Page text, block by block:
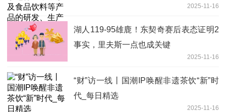
2025-11-16
湖人119-95雄鹿！东契奇赛后表态证明2
事实，里夫斯一点也成关键
2025-11-16
“财”访一线丨国潮IP唤醒非遗茶饮“新”时
代_每日精选
2025-11-16